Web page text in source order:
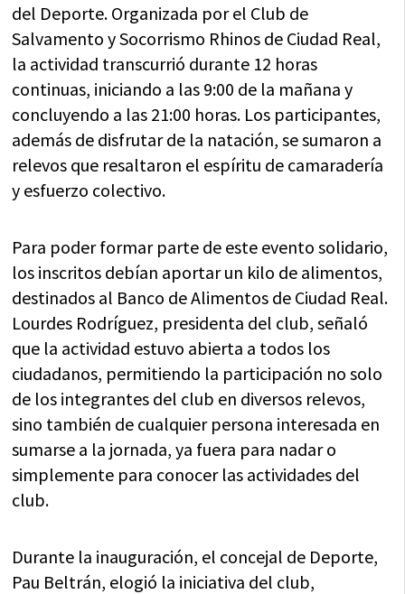
del Deporte. Organizada por el Club de
Salvamento y Socorrismo Rhinos de Ciudad Real,
la actividad transcurrió durante 12 horas
continuas, iniciando a las 9:00 de la mañana y
concluyendo a las 21:00 horas. Los participantes,
además de disfrutar de la natación, se sumaron a
relevos que resaltaron el espíritu de camaradería
y esfuerzo colectivo.
Para poder formar parte de este evento solidario,
los inscritos debían aportar un kilo de alimentos,
destinados al Banco de Alimentos de Ciudad Real.
Lourdes Rodríguez, presidenta del club, señaló
que la actividad estuvo abierta a todos los
ciudadanos, permitiendo la participación no solo
de los integrantes del club en diversos relevos,
sino también de cualquier persona interesada en
sumarse a la jornada, ya fuera para nadar o
simplemente para conocer las actividades del
club.
Durante la inauguración, el concejal de Deporte,
Pau Beltrán, elogió la iniciativa del club,